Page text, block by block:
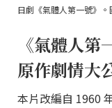
日劇《氣體人第一號》
《氣體人
原作劇情大
本片改編自 1960